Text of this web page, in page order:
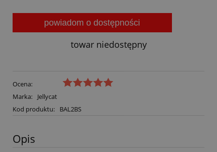
powiadom o dostępności
towar niedostępny
Ocena:
Marka:
Jellycat
Kod produktu:
BAL2BS
Opis